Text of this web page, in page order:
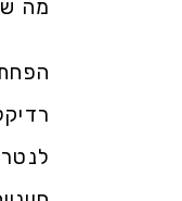
מה